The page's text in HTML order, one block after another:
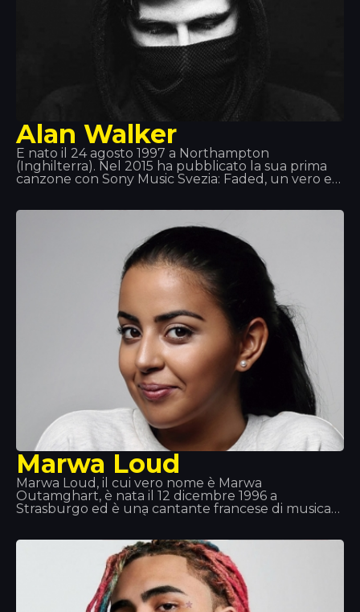
Alan Walker
È nato il 24 agosto 1997 a Northampton
(Inghilterra). Nel 2015 ha pubblicato la sua prima
canzone con Sony Music Svezia: Faded, un vero e
nuovo singolo Alone. Nel 2017 è uscito il suo nuovo
singolo Tired, con la partecipazione del cantante
irlandese Gavin James.
Marwa Loud
Marwa Loud, il cui vero nome è Marwa
Outamghart, è nata il 12 dicembre 1996 a
Strasburgo ed è una cantante francese di musica
Strasburgo e ora vive a Parigi.